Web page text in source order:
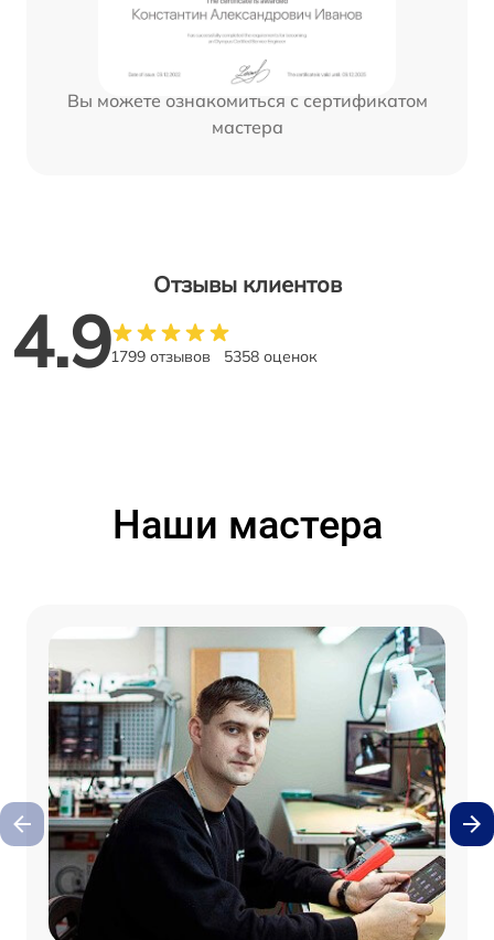
Вы можете ознакомиться с сертификатом
мастера
Отзывы клиентов
4.91799 отзывов 5358 оценок
Наши мастера